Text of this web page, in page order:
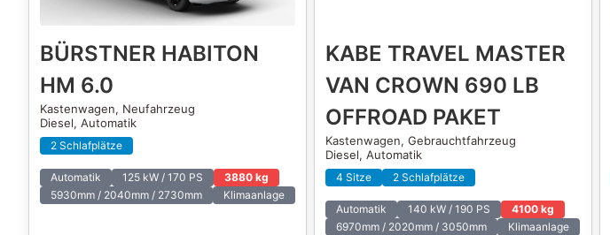
BÜRSTNER HABITON
HM 6.0
Kastenwagen, Neufahrzeug
Diesel, Automatik
2 Schlafplätze
Automatik 125 kW / 170 PS
3880 kg
5930mm / 2040mm / 2730mm
Klimaanlage
KABE TRAVEL MASTER
VAN CROWN 690 LB
OFFROAD PAKET
Kastenwagen, Gebrauchtfahrzeug
Diesel, Automatik
4 Sitze 2 Schlafplätze
Automatik 140 kW / 190 PS
4100 kg
6970mm / 2020mm / 3050mm
Klimaanlage